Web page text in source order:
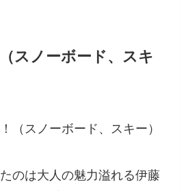
スノーボード、スキ
（スノーボード、スキー）
のは大人の魅力溢れる伊藤